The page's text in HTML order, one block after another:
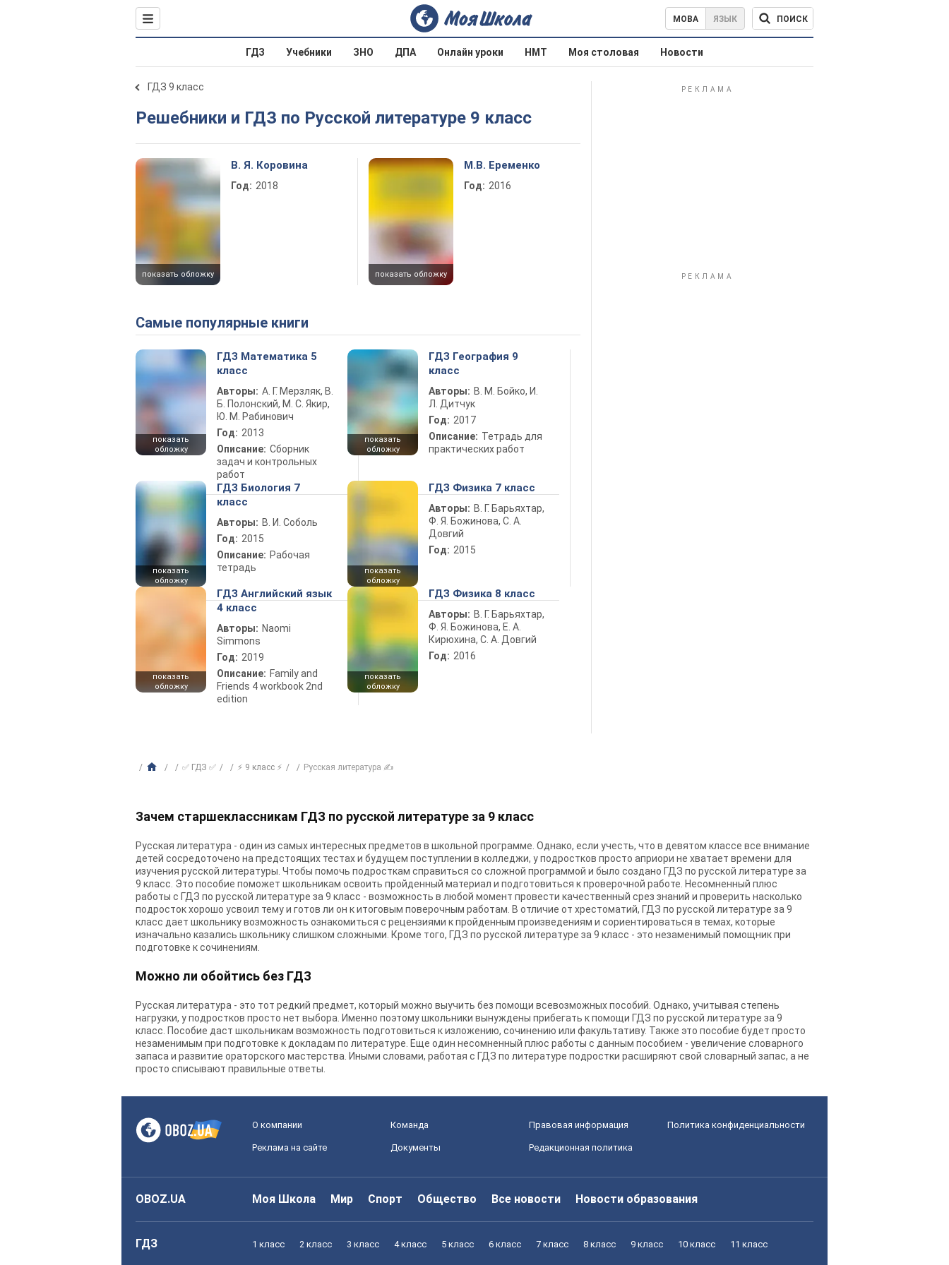
МОВА ЯЗЫК ПОИСК
ГДЗ Учебники ЗНО ДПА Онлайн уроки НМТ Моя столовая Новости
ГДЗ 9 класс
Решебники и ГДЗ по Русской литературе 9 класс
показать обложку
В. Я. Коровина
Год: 2018
показать обложку
М.В. Еременко
Год: 2016
Самые популярные книги
показать
обложку
ГДЗ Математика 5
класс
Авторы: А. Г. Мерзляк, В.
Б. Полонский, М. С. Якир,
Ю. М. Рабинович
Год: 2013
Описание: Сборник
задач и контрольных
работ
показать
обложку
ГДЗ География 9
класс
Авторы: В. М. Бойко, И.
Л. Дитчук
Год: 2017
Описание: Тетрадь для
практических работ
показать
обложку
ГДЗ Биология 7
класс
Авторы: В. И. Соболь
Год: 2015
Описание: Рабочая
тетрадь
показать
обложку
ГДЗ Физика 7 класс
Авторы: В. Г. Барьяхтар,
Ф. Я. Божинова, С. А.
Довгий
Год: 2015
показать
обложку
ГДЗ Английский язык
4 класс
Авторы: Naomi
Simmons
Год: 2019
Описание: Family and
Friends 4 workbook 2nd
edition
показать
обложку
ГДЗ Физика 8 класс
Авторы: В. Г. Барьяхтар,
Ф. Я. Божинова, Е. А.
Кирюхина, С. А. Довгий
Год: 2016
✅ ГДЗ ✅ ⚡ 9 класс ⚡ Русская литература ✍
Зачем старшеклассникам ГДЗ по русской литературе за 9 класс
Русская литература - один из самых интересных предметов в школьной программе. Однако, если учесть, что в девятом классе все внимание
детей сосредоточено на предстоящих тестах и будущем поступлении в колледжи, у подростков просто априори не хватает времени для
изучения русской литературы. Чтобы помочь подросткам справиться со сложной программой и было создано ГДЗ по русской литературе за
9 класс. Это пособие поможет школьникам освоить пройденный материал и подготовиться к проверочной работе. Несомненный плюс
работы с ГДЗ по русской литературе за 9 класс - возможность в любой момент провести качественный срез знаний и проверить насколько
подросток хорошо усвоил тему и готов ли он к итоговым поверочным работам. В отличие от хрестоматий, ГДЗ по русской литературе за 9
класс дает школьнику возможность ознакомиться с рецензиями к пройденным произведениям и сориентироваться в темах, которые
изначально казались школьнику слишком сложными. Кроме того, ГДЗ по русской литературе за 9 класс - это незаменимый помощник при
подготовке к сочинениям.
Можно ли обойтись без ГДЗ
Русская литература - это тот редкий предмет, который можно выучить без помощи всевозможных пособий. Однако, учитывая степень
нагрузки, у подростков просто нет выбора. Именно поэтому школьники вынуждены прибегать к помощи ГДЗ по русской литературе за 9
класс. Пособие даст школьникам возможность подготовиться к изложению, сочинению или факультативу. Также это пособие будет просто
незаменимым при подготовке к докладам по литературе. Еще один несомненный плюс работы с данным пособием - увеличение словарного
запаса и развитие ораторского мастерства. Иными словами, работая с ГДЗ по литературе подростки расширяют свой словарный запас, а не
просто списывают правильные ответы.
О компании Команда Правовая информация Политика конфиденциальности
Реклама на сайте Документы Редакционная политика
OBOZ.UA Моя Школа Мир Спорт Общество Все новости Новости образования
ГДЗ 1 класс 2 класс 3 класс 4 класс 5 класс 6 класс 7 класс 8 класс 9 класс 10 класс 11 класс